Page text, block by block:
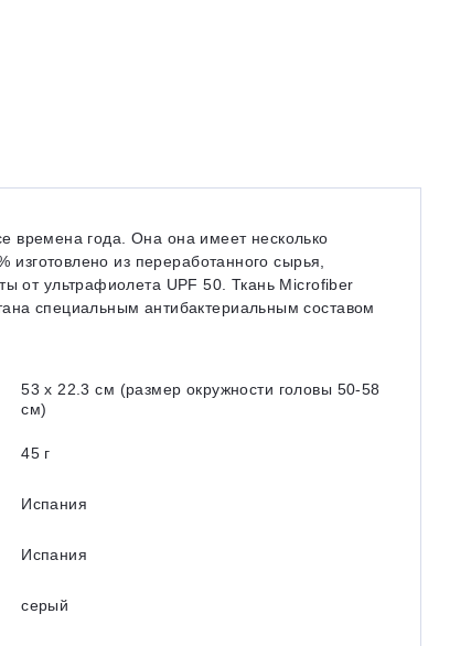
времена года. Она она имеет несколько
из переработанного сырья,
от ультрафиолета UPF 50. Ткань Microfiber
специальным антибактериальным составом
53 х 22.3 см (размер окружности головы 50-58
см)
45 г
Испания
Испания
серый